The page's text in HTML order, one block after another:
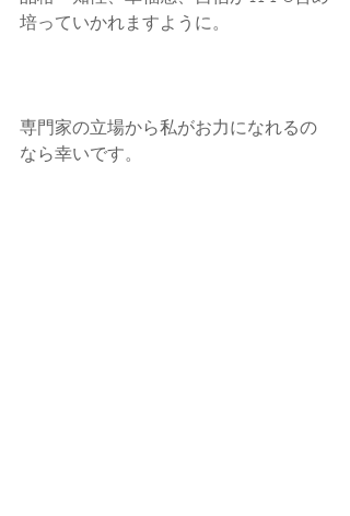
培っていかれますように。
専門家の立場から私がお力になれるの
なら幸いです。